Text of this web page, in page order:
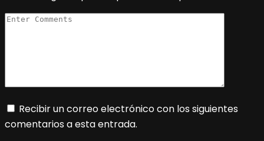
Recibir un correo electrónico con los siguientes
comentarios a esta entrada.